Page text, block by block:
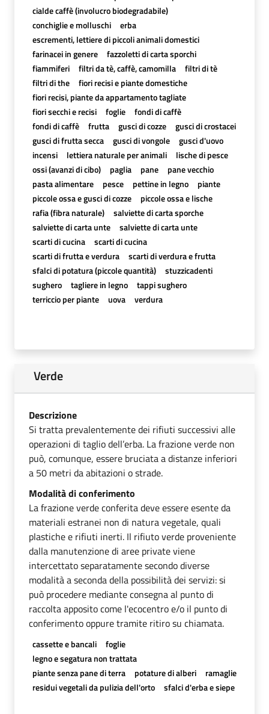
cialde caffè (involucro biodegradabile)
conchiglie e molluschi
erba
escrementi, lettiere di piccoli animali domestici
farinacei in genere
fazzoletti di carta sporchi
fiammiferi
filtri da tè, caffè, camomilla
filtri di tè
filtri di the
fiori recisi e piante domestiche
fiori recisi, piante da appartamento tagliate
fiori secchi e recisi
foglie
fondi di caffè
fondi di caffè
frutta gusci di cozze
gusci di crostacei
gusci di frutta secca
gusci di vongole
gusci d'uovo
incensi
lettiera naturale per animali
lische di pesce
ossi (avanzi di cibo)
paglia pane
pane vecchio
pasta alimentare
pesce pettine in legno
piante
piccole ossa e gusci di cozze
piccole ossa e lische
rafia (fibra naturale)
salviette di carta sporche
salviette di carta unte
salviette di carta unte
scarti di cucina
scarti di cucina
scarti di frutta e verdura
scarti di verdura e frutta
sfalci di potatura (piccole quantità)
stuzzicadenti
sughero
tagliere in legno
tappi sughero
terriccio per piante
uova verdura
Verde
Descrizione
Si tratta prevalentemente dei rifiuti successivi alle
operazioni di taglio dell’erba. La frazione verde non
può, comunque, essere bruciata a distanze inferiori
a 50 metri da abitazioni o strade.
Modalità di conferimento
La frazione verde conferita deve essere esente da
materiali estranei non di natura vegetale, quali
plastiche e rifiuti inerti. Il rifiuto verde proveniente
dalla manutenzione di aree private viene
intercettato separatamente secondo diverse
modalità a seconda della possibilità dei servizi: si
può procedere mediante consegna al punto di
raccolta apposito come l'ecocentro e/o il punto di
conferimento oppure tramite ritiro su chiamata.
cassette e bancali
foglie
legno e segatura non trattata
piante senza pane di terra
potature di alberi
ramaglie
residui vegetali da pulizia dell'orto
sfalci d'erba e siepe